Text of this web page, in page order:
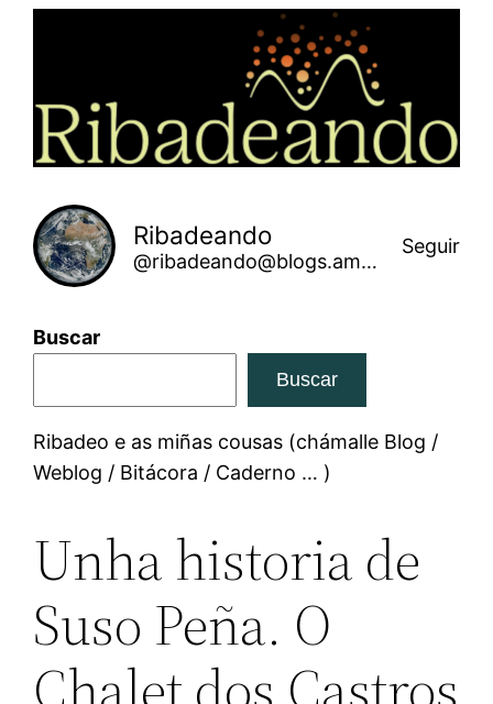
Ribadeando
@ribadeando@blogs.amarinha.gal
Seguir
Buscar
Buscar
Ribadeo e as miñas cousas (chámalle Blog /
Weblog / Bitácora / Caderno … )
Unha historia de
Suso Peña. O